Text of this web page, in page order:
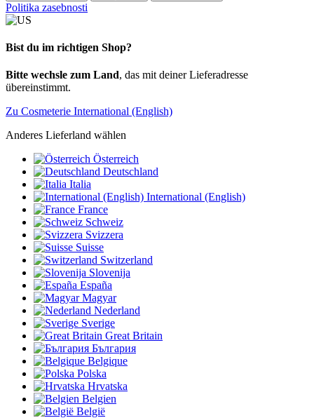
Politika zasebnosti
Bist du im richtigen Shop?
Bitte wechsle zum Land, das mit deiner Lieferadresse
übereinstimmt.
Zu Cosmeterie International (English)
Anderes Lieferland wählen
Österreich
Deutschland
Italia
International (English)
France
Schweiz
Svizzera
Suisse
Switzerland
Slovenija
España
Magyar
Nederland
Sverige
Great Britain
България
Belgique
Polska
Hrvatska
Belgien
België